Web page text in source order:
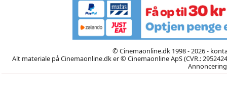
© Cinemaonline.dk 1998 - 2026 -
Alt materiale på Cinemaonline.dk er © Cinemaonline ApS (CVR.: